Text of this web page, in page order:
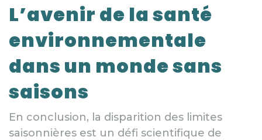
L’avenir de la santé
environnementale
dans un monde sans
saisons
En conclusion, la disparition des limites
saisonnières est un défi scientifique de